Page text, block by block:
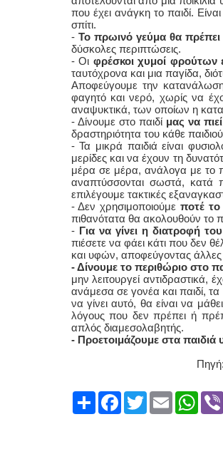
που έχει ανάγκη το παιδί.
σπίτι.
- Το πρωινό γεύμα θα πρέπει
δύσκολες περιπτώσεις.
- Οι φρέσκοι χυμοί φρούτων
ταυτόχρονα και μια παγίδα,
Αποφεύγουμε την
φαγητό και νερό, χωρίς να
αναψυκτικά, των οποίων η
- Δίνουμε στο παιδί μας να
δραστηριότητα του κάθε
- Τα μικρά παιδιά είναι
μερίδες και να έχουν τη
μέρα σε μέρα, ανάλογα με το
αναπτύσσονται σωστά, κατά
επιλέγουμε τακτικές
- Δεν χρησιμοποιούμε ποτέ
πιθανότατα θα ακολουθούν το
-Για να γίνει η διατροφή
πιέσετε να φάει κάτι που δεν
και υφών, αποφεύγοντας
- Δίνουμε το περιθώριο στο
μην λειτουργεί αντιδραστικά,
ανάμεσα σε γονέα και παιδί,
να γίνει αυτό, θα είναι να
λόγους που δεν πρέπει ή
απλός διαμεσολαβητής.
- Προετοιμάζουμε στα παιδιά
Πηγή: Λία
ShareFacebook
TwitterEmail